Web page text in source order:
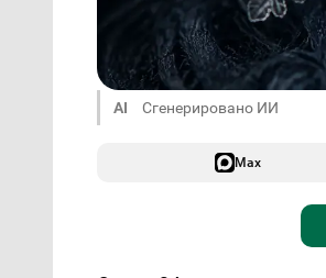
AI Сгенерировано ИИ
Max